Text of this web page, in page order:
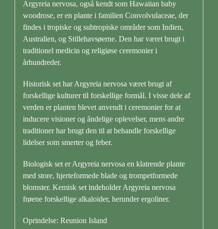
Argyreia nervosa, også kendt som Hawaiian baby
woodrose, er en plante i familien Convolvulaceae, der
findes i tropiske og subtropiske områder som Indien,
Australien, og Stillehavsøerne. Den har været brugt i
traditionel medicin og religiøse ceremonier i
århundreder.
Historisk set har Argyreia nervosa været brugt af
forskellige kulturer til forskellige formål. I visse dele af
verden er planten blevet anvendt i ceremonier for at
inducere visioner og åndelige oplevelser, mens andre
traditioner har brugt den til at behandle forskellige
lidelser som smerter og feber.
Biologisk set er Argyreia nervosa en klatrende plante
med store, hjerteformede blade og trompetformede
blomster. Kemisk set indeholder Argyreia nervosa
frøene forskellige alkaloider, herunder ergoliner.
Oprindelse: Reunion Island